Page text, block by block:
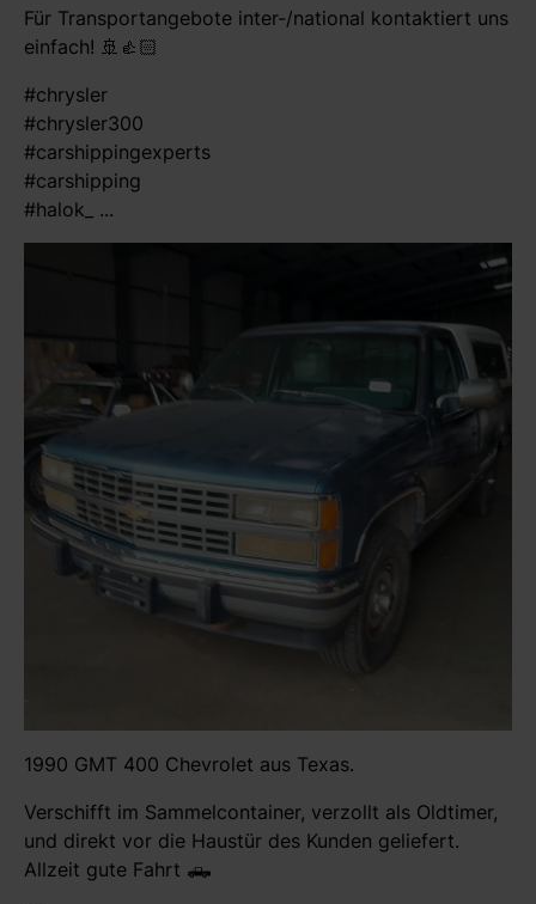
Für Transportangebote inter-/national kontaktiert uns
einfach! 🚢👍🏻
#chrysler
#chrysler300
#carshippingexperts
#carshipping
#halok_ ...
1990 GMT 400 Chevrolet aus Texas.
Verschifft im Sammelcontainer, verzollt als Oldtimer,
und direkt vor die Haustür des Kunden geliefert.
Allzeit gute Fahrt 🛻